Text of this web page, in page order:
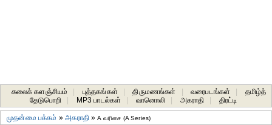
கலைக் களஞ்சியம் புத்தகங்கள் திருமணங்கள் வரைபடங்கள்
தமிழ்த்
தேடுபொறி
MP3 பாடல்கள் வானொலி அகராதி திரட்டி
முதன்மை பக்கம் »அகராதி»A வரிசை (A Series)